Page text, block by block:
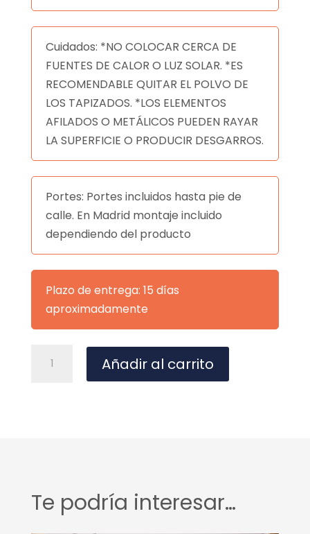
Cuidados: *NO COLOCAR CERCA DE
FUENTES DE CALOR O LUZ SOLAR. *ES
RECOMENDABLE QUITAR EL POLVO DE
LOS TAPIZADOS. *LOS ELEMENTOS
AFILADOS O METÁLICOS PUEDEN RAYAR
LA SUPERFICIE O PRODUCIR DESGARROS.
Portes: Portes incluidos hasta pie de
calle. En Madrid montaje incluido
dependiendo del producto
Plazo de entrega: 15 días
aproximadamente
JAYDEN
Añadir al carrito
i
Te podría interesar…